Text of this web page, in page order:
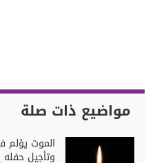
مواضيع ذات صلة
الموت يؤلم
وتأجيل